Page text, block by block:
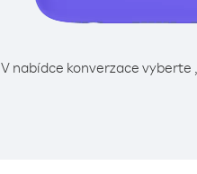
V nabídce konverzace vyberte